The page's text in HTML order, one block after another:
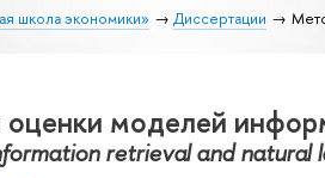
школа экономики» Диссертации
моделей
retrieval and natural